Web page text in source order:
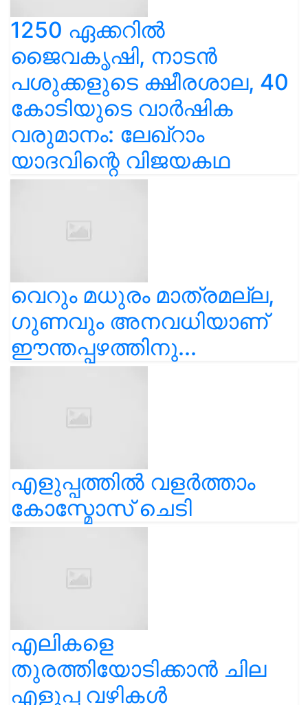
1250 ഏക്കറിൽ
ജൈവകൃഷി, നാടൻ
പശുക്കളുടെ ക്ഷീരശാല, 40
കോടിയുടെ വാർഷിക
വരുമാനം: ലേഖ്‌റാം
യാദവിന്റെ വിജയകഥ
വെറും മധുരം മാത്രമല്ല,
ഗുണവും അനവധിയാണ്
ഈന്തപ്പഴത്തിനു...
എളുപ്പത്തിൽ വളർത്താം
കോസ്മോസ് ചെടി
എലികളെ
തുരത്തിയോടിക്കാൻ ചില
എളുപ്പ വഴികൾ